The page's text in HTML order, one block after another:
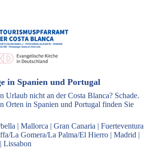
in Spanien und Portugal
Urlaub nicht an der Costa Blanca? Schade.
Orten in Spanien und Portugal finden Sie
| Mallorca | Gran Canaria | Fuerteventura
La Gomera/La Palma/El Hierro | Madrid |
| Lissabon